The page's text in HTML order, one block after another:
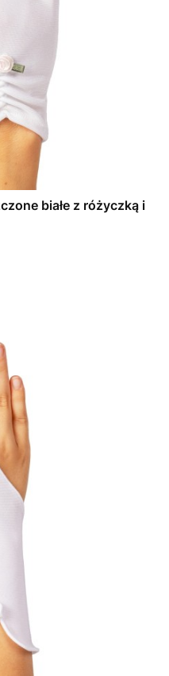
białe z różyczką i